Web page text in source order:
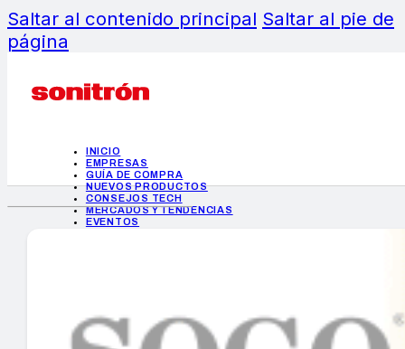
Saltar al contenido principal Saltar al pie de
página
INICIO
EMPRESAS
GUÍA DE COMPRA
NUEVOS PRODUCTOS
CONSEJOS TECH
MERCADOS Y TENDENCIAS
EVENTOS
INICIO